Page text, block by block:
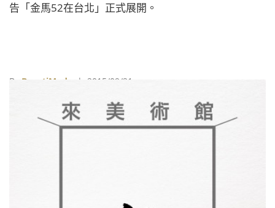
告「金馬52在台北」正式展開。
By BeautiMode | 2015/09/21